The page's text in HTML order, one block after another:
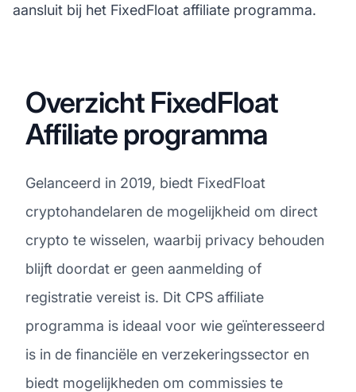
aansluit bij het FixedFloat affiliate programma.
Overzicht FixedFloat
Affiliate programma
Gelanceerd in 2019, biedt FixedFloat
cryptohandelaren de mogelijkheid om direct
crypto te wisselen, waarbij privacy behouden
blijft doordat er geen aanmelding of
registratie vereist is. Dit CPS affiliate
programma is ideaal voor wie geïnteresseerd
is in de financiële en verzekeringssector en
biedt mogelijkheden om commissies te